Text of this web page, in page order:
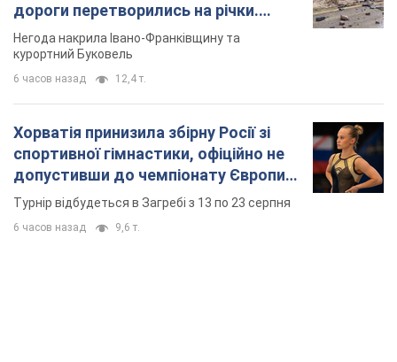
дороги перетворились на річки.
Відео
Негода накрила Івано-Франківщину та
курортний Буковель
6 часов назад 12,4 т.
Хорватія принизила збірну Росії зі
спортивної гімнастики, офіційно не
допустивши до чемпіонату Європи
основних спортсменів
Турнір відбудеться в Загребі з 13 по 23 серпня
6 часов назад 9,6 т.